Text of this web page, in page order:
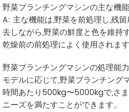
野菜ブランチングマシンの主な機
A: 主な機能は,野菜を前処理し,残
去しながら,野菜の鮮度と色を維持
乾燥前の前処理によく使用されます
野菜ブランチングマシンの処理能
モデルに応じて,野菜ブランチング
時間あたり500kg〜5000kgで,さ
ニーズを満たすことができます。